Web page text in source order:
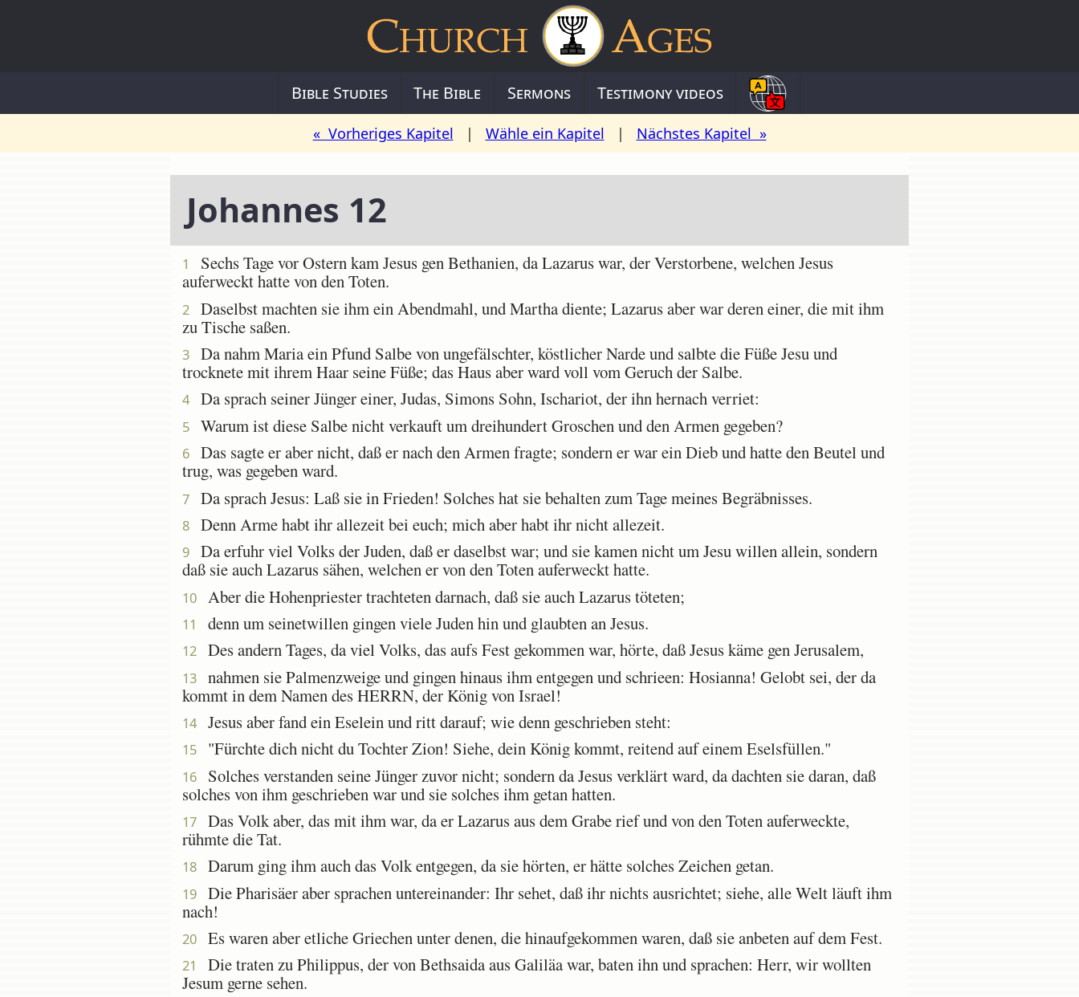
Bible Studies The Bible Sermons Testimony videos
« Vorheriges Kapitel | Wähle ein Kapitel | Nächstes Kapitel »
Johannes 12
1
Sechs Tage vor Ostern kam Jesus gen Bethanien, da Lazarus war, der Verstorbene, welchen Jesus
auferweckt hatte von den Toten.
2
Daselbst machten sie ihm ein Abendmahl, und Martha diente; Lazarus aber war deren einer, die mit ihm
zu Tische saßen.
3
Da nahm Maria ein Pfund Salbe von ungefälschter, köstlicher Narde und salbte die Füße Jesu und
trocknete mit ihrem Haar seine Füße; das Haus aber ward voll vom Geruch der Salbe.
4 Da sprach seiner Jünger einer, Judas, Simons Sohn, Ischariot, der ihn hernach verriet:
5 Warum ist diese Salbe nicht verkauft um dreihundert Groschen und den Armen gegeben?
6
Das sagte er aber nicht, daß er nach den Armen fragte; sondern er war ein Dieb und hatte den Beutel und
trug, was gegeben ward.
7 Da sprach Jesus: Laß sie in Frieden! Solches hat sie behalten zum Tage meines Begräbnisses.
8 Denn Arme habt ihr allezeit bei euch; mich aber habt ihr nicht allezeit.
9
Da erfuhr viel Volks der Juden, daß er daselbst war; und sie kamen nicht um Jesu willen allein, sondern
daß sie auch Lazarus sähen, welchen er von den Toten auferweckt hatte.
10 Aber die Hohenpriester trachteten darnach, daß sie auch Lazarus töteten;
11 denn um seinetwillen gingen viele Juden hin und glaubten an Jesus.
12 Des andern Tages, da viel Volks, das aufs Fest gekommen war, hörte, daß Jesus käme gen Jerusalem,
13
nahmen sie Palmenzweige und gingen hinaus ihm entgegen und schrieen: Hosianna! Gelobt sei, der da
kommt in dem Namen des HERRN, der König von Israel!
14 Jesus aber fand ein Eselein und ritt darauf; wie denn geschrieben steht:
15 "Fürchte dich nicht du Tochter Zion! Siehe, dein König kommt, reitend auf einem Eselsfüllen."
16
Solches verstanden seine Jünger zuvor nicht; sondern da Jesus verklärt ward, da dachten sie daran, daß
solches von ihm geschrieben war und sie solches ihm getan hatten.
17
Das Volk aber, das mit ihm war, da er Lazarus aus dem Grabe rief und von den Toten auferweckte,
rühmte die Tat.
18 Darum ging ihm auch das Volk entgegen, da sie hörten, er hätte solches Zeichen getan.
19
Die Pharisäer aber sprachen untereinander: Ihr sehet, daß ihr nichts ausrichtet; siehe, alle Welt läuft ihm
nach!
20 Es waren aber etliche Griechen unter denen, die hinaufgekommen waren, daß sie anbeten auf dem Fest.
21
Die traten zu Philippus, der von Bethsaida aus Galiläa war, baten ihn und sprachen: Herr, wir wollten
Jesum gerne sehen.